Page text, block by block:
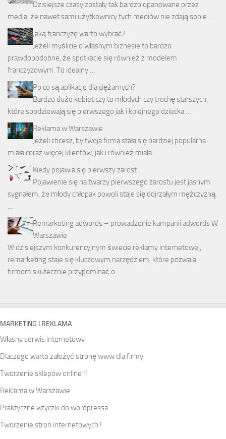
Dzisiejsze czasy zostały tak bardzo opanowane przez
media, że nawet sami użytkownicy tych mediów nie zdają sobie …
Jaką franczyzę warto wybrać?
Jeżeli myślicie o własnym biznesie to bardzo
prawdopodobne, że spotkacie się również z modelem
franczyzowym. To idealny …
Po co są aplikacje dla ciężarnych?
Bardzo dużo kobiet czy to młodych czy trochę starszych,
które spodziewają się pierwszego jak i kolejnego dziecka …
Reklama w Warszawie
Jeżeli chcesz, by twoja firma stała się bardziej popularna
miała coraz więcej klientów, jak i również miała …
Kiedy pojawia się pierwszy zarost
Pojawienie się na twarzy pierwszego zarostu jest jasnym
sygnałem, że młody chłopak powoli staje się dojrzałym mężczyzną.
…
Remarketing adwords – prowadzenie kampanii adwords W
Warszawie
W dzisiejszym konkurencyjnym świecie reklamy internetowej,
remarketing staje się kluczowym narzędziem, które pozwala
firmom skutecznie przypominać o …
MARKETING I REKLAMA
Własny serwis internetowy
Dlaczego warto założyć stronę www dla firmy
Tworzenie sklepów online !!
Reklama w Warszawie
Praktyczne wtyczki do wordpressa
Tworzenie stron internetowych !